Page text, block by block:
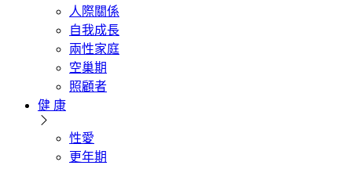
人際關係
自我成長
兩性家庭
空巢期
照顧者
健 康
性愛
更年期